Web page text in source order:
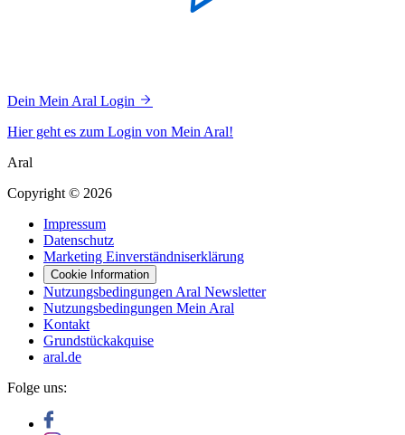
Dein Mein Aral Login
Hier geht es zum Login von Mein Aral!
Aral
Copyright © 2026
Impressum
Datenschutz
Marketing Einverständniserklärung
Cookie Information
Nutzungsbedingungen Aral Newsletter
Nutzungsbedingungen Mein Aral
Kontakt
Grundstückakquise
aral.de
Folge uns: